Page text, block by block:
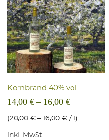
Korn­brand 40% vol.
14,00 € – 16,00 €
(20,00 € – 16,00 € / )
inkl. MwSt.